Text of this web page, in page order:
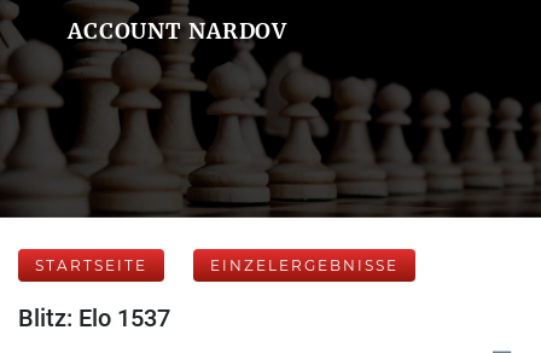
ACCOUNT NARDOV
STARTSEITE EINZELERGEBNISSE
Blitz: Elo 1537